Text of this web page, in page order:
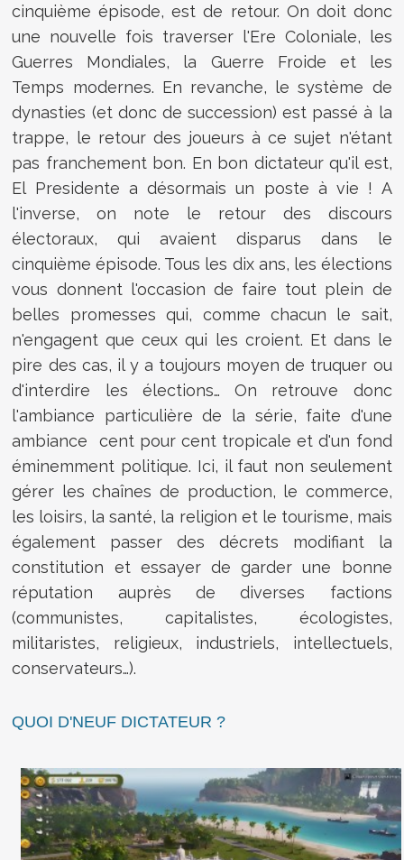
cinquième épisode, est de retour. On doit donc
une nouvelle fois traverser l'Ere Coloniale, les
Guerres Mondiales, la Guerre Froide et les
Temps modernes. En revanche, le système de
dynasties (et donc de succession) est passé à la
trappe, le retour des joueurs à ce sujet n'étant
pas franchement bon. En bon dictateur qu'il est,
El Presidente a désormais un poste à vie ! A
l'inverse, on note le retour des discours
électoraux, qui avaient disparus dans le
cinquième épisode. Tous les dix ans, les élections
vous donnent l'occasion de faire tout plein de
belles promesses qui, comme chacun le sait,
n'engagent que ceux qui les croient. Et dans le
pire des cas, il y a toujours moyen de truquer ou
d'interdire les élections… On retrouve donc
l'ambiance particulière de la série, faite d'une
ambiance cent pour cent tropicale et d'un fond
éminemment politique. Ici, il faut non seulement
gérer les chaînes de production, le commerce,
les loisirs, la santé, la religion et le tourisme, mais
également passer des décrets modifiant la
constitution et essayer de garder une bonne
réputation auprès de diverses factions
(communistes, capitalistes, écologistes,
militaristes, religieux, industriels, intellectuels,
conservateurs…).
QUOI D'NEUF DICTATEUR ?